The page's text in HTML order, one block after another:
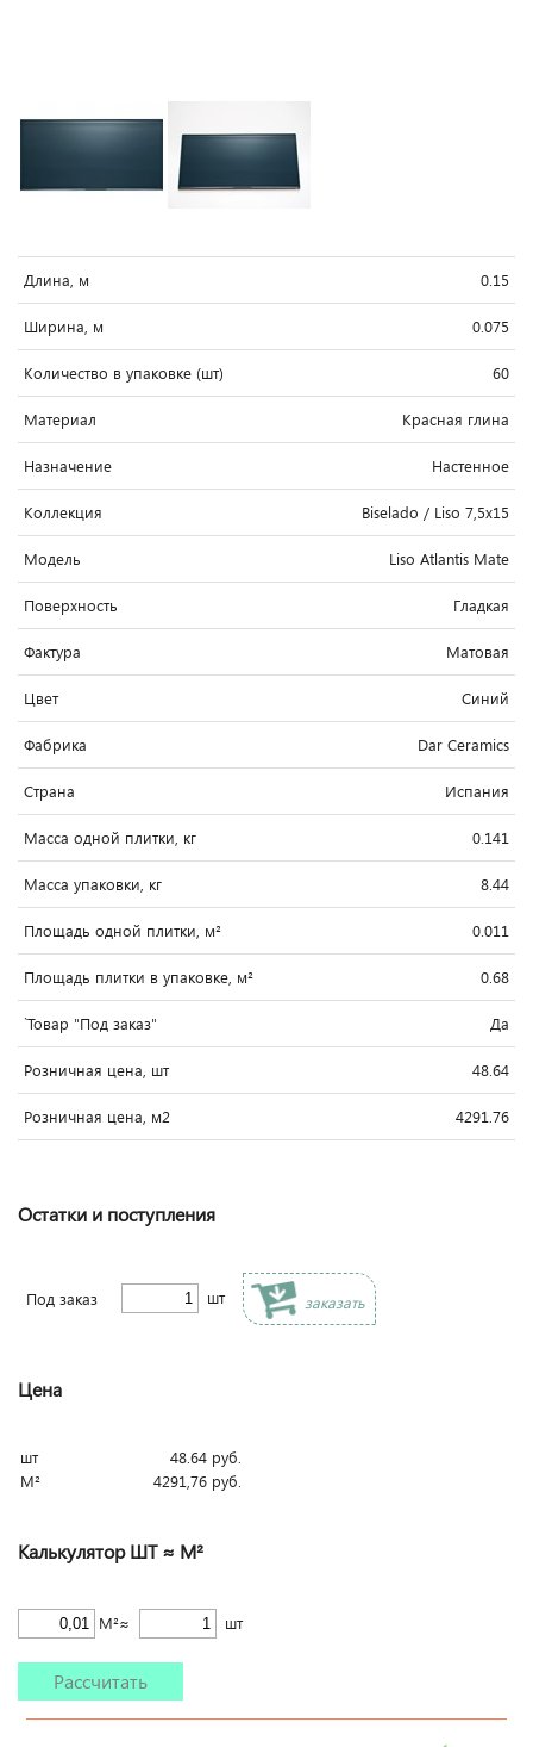
Длина, м 0.15
Ширина, м 0.075
Количество в упаковке (шт) 60
Материал Красная глина
Назначение Настенное
Коллекция Biselado / Liso 7,5x15
Модель Liso Atlantis Mate
Поверхность Гладкая
Фактура Матовая
Цвет Синий
Фабрика Dar Ceramics
Страна Испания
Масса одной плитки, кг 0.141
Масса упаковки, кг 8.44
Площадь одной плитки, м² 0.011
Площадь плитки в упаковке, м² 0.68
`Товар "Под заказ" Да
Розничная цена, шт 48.64
Розничная цена, м2 4291.76
Остатки и поступления
Под заказ шт заказать
Цена
шт 48.64 руб.
М²
4291,76 руб.
Калькулятор ШТ ≈ М²
М²≈ шт
Рассчитать